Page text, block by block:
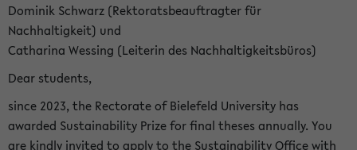
Dominik Schwarz (Rektoratsbeauftragter für
Nachhaltigkeit) und
Catharina Wessing (Leiterin des Nachhaltigkeitsbüros)
Dear students,
since 2023, the Rectorate of Bielefeld University has
awarded Sustainability Prize for final theses annually. You
are kindly invited to apply to the Sustainability Office with